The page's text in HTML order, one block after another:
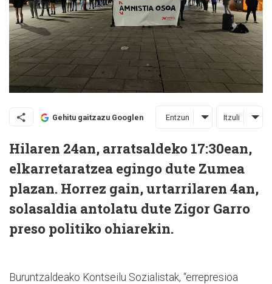
Gehitu gaitzazu Googlen Entzun Itzuli
Hilaren 24an, arratsaldeko 17:30ean,
elkarretaratzea egingo dute Zumea
plazan. Horrez gain, urtarrilaren 4an,
solasaldia antolatu dute Zigor Garro
preso politiko ohiarekin.
Buruntzaldeako Kontseilu Sozialistak, “errepresioa